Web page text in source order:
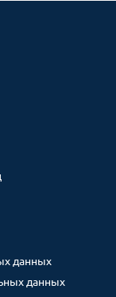
данных
данных